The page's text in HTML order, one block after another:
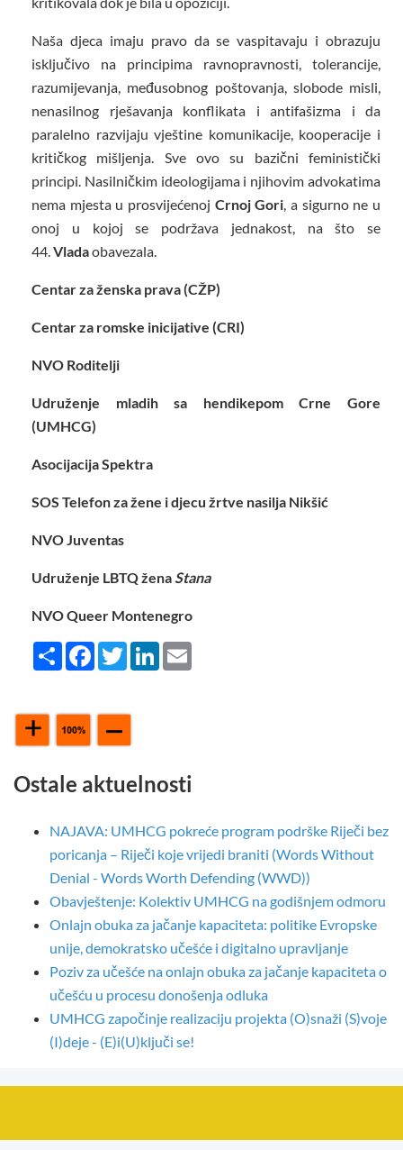
Naša djeca imaju pravo da se vaspitavaju i obrazuju
isključivo na principima ravnopravnosti, tolerancije,
razumijevanja, međusobnog poštovanja, slobode misli,
nenasilnog rješavanja konflikata i antifašizma i da
paralelno razvijaju vještine komunikacije, kooperacije i
kritičkog mišljenja. Sve ovo su bazični feministički
principi. Nasilničkim ideologijama i njihovim advokatima
nema mjesta u prosvijećenoj Crnoj Gori, a sigurno ne u
onoj u kojoj se podržava jednakost, na što se
44.Vladaobavezala.
Centar za ženska prava (CŽP)
Centar za romske inicijative (CRI)
NVO Roditelji
Udruženje mladih sa hendikepom Crne Gore
(UMHCG)
Asocijacija Spektra
SOS Telefon za žene i djecu žrtve nasilja Nikšić
NVO Juventas
Udruženje LBTQ ženaStana
NVO Queer Montenegro
Share FacebookTwitterLinkedIn
Ostale aktuelnosti
NAJAVA: UMHCG pokreće program podrške Riječi bez
poricanja – Riječi koje vrijedi braniti (Words Without
Denial - Words Worth Defending (WWD))
Obavještenje: Kolektiv UMHCG na godišnjem odmoru
Onlajn obuka za jačanje kapaciteta: politike Evropske
unije, demokratsko učešće i digitalno upravljanje
Poziv za učešće na onlajn obuka za jačanje kapaciteta o
učešću u procesu donošenja odluka
UMHCG započinje realizaciju projekta (O)snaži (S)voje
(I)deje - (E)i(U)ključi se!